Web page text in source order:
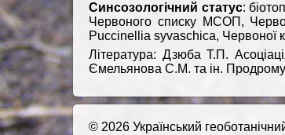
Синсозологічний статус:
Червоного списку МСОП,
Puccinellia syvaschica, Червоної
Література: Дзюба Т.П.
Ємельянова С.М. та ін.
© 2026 Український